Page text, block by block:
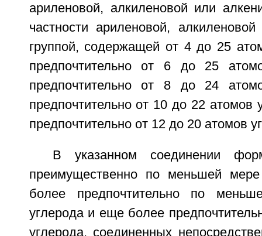
ариленовой, алкиленовой или
частности ариленовой,
группой, содержащей от 4 до 25
предпочтительно от 6 до 25
предпочтительно от 8 до 24
предпочтительно от 10 до 22 атомов
предпочтительно от 12 до 20 атомов
В указанном соединении
преимущественно по меньшей
более предпочтительно по
углерода и еще более
углерода, соединенных